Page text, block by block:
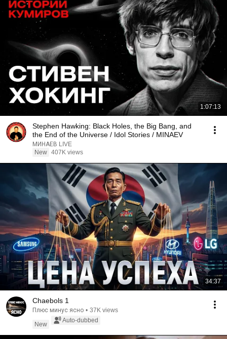
1:07:13
Stephen Hawking: Black Holes, the Big Bang, and
the End of the Universe / Idol Stories / MINAEV
МИНАЕВ LIVE
New 407K views
34:37
Chaebols 1
Плюс минус ясно • 37K views
New
Auto-dubbed